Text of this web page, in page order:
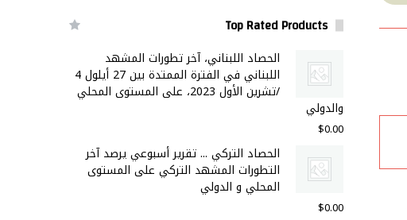
Top Rated Products
الحصاد اللبناني، آخر تطورات المشهد
اللبناني في الفترة الممتدة بين 27 أيلول 4
/تشرين الأول 2023، على المستوى المحلي
والدولي
$0.00
الحصاد التركي ... تقرير أسبوعي يرصد آخر
التطورات المشهد التركي على المستوى
المحلي و الدولي
$0.00